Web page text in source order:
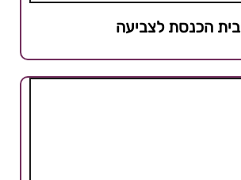
בית הכנסת לצביעה